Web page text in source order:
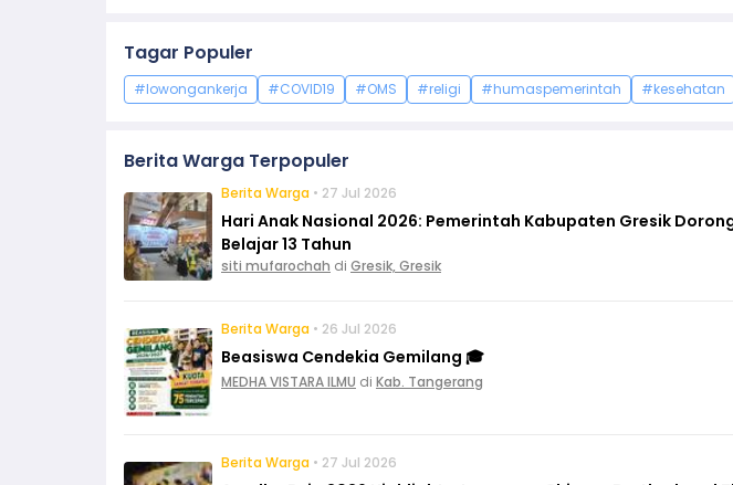
Tagar Populer
#lowongankerja #COVID19 #OMS #religi #humaspemerintah #kesehatan
Berita Warga Terpopuler
Berita Warga • 27 Jul 2026
Hari Anak Nasional 2026: Pemerintah Kabupaten Gresik
Belajar 13 Tahun
siti mufarochah di Gresik, Gresik
Berita Warga • 26 Jul 2026
Beasiswa Cendekia Gemilang 🎓
MEDHA VISTARA ILMU di Kab. Tangerang
Berita Warga • 27 Jul 2026